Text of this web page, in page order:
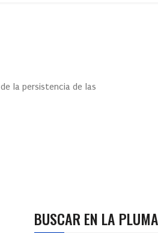
la persistencia de las
BUSCAR EN LA PLUMA